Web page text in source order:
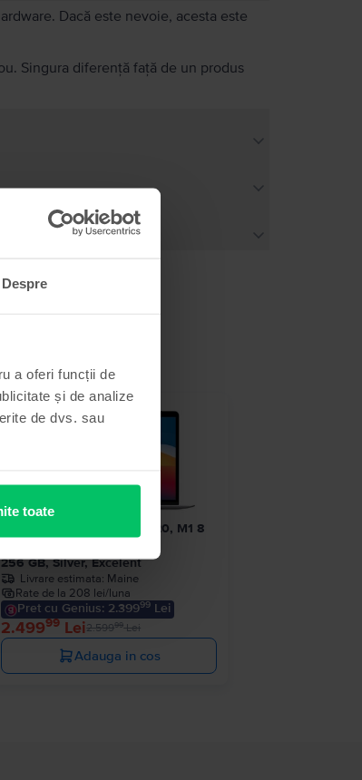
Despre
a oferi funcții de
și de analize
de dvs. sau
toate
Dacă este nevoie, acesta este
Singura diferență față de un produs
100 Lei
Apple MacBook Air 13″ 2020, M1 8
256 GB, Silver, Excelent
Livrare estimata: Maine
Rate de la 208 lei/luna
Pret cu Genius: 2.39999 Lei
2.49999 Lei2.59999Lei
Adauga in cos